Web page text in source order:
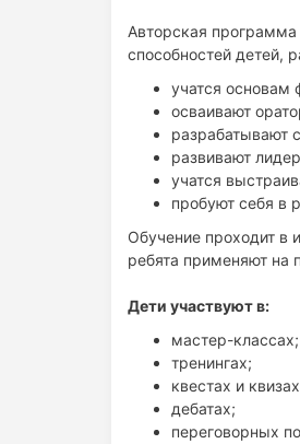
Авторская
способностей детей,
учатся основам
осваивают
разрабатывают
развивают
учатся
пробуют себя в
Обучение проходит в
ребята применяют на
Дети участвуют в:
мастер-классах;
тренингах;
квестах и
дебатах;
переговорных